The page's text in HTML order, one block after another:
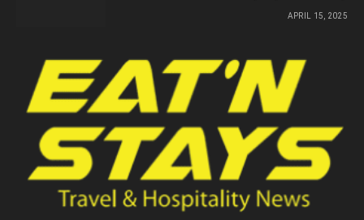
APRIL 15, 2025